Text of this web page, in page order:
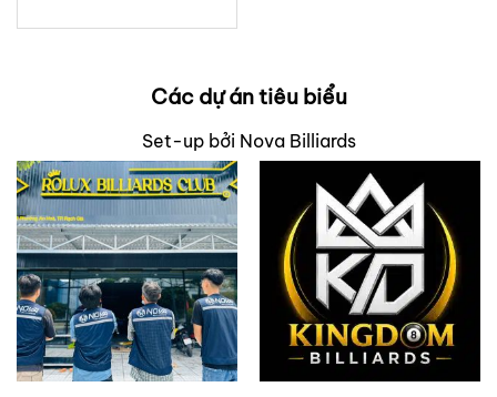
Các dự án tiêu biểu
Set-up bởi Nova Billiards